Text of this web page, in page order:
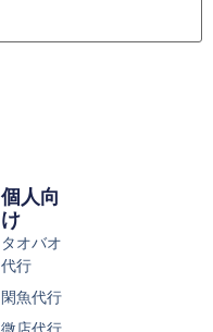
個人向
け
タオバオ
代行
閑魚代行
微店代行